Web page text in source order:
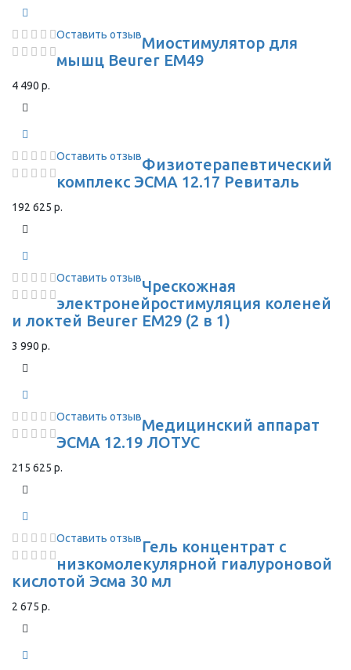
Оставить отзывМиостимулятор для
мышц Beurer EM49
4 490 р.
Оставить отзывФизиотерапевтический
комплекс ЭСМА 12.17 Ревиталь
192 625 р.
Оставить отзывЧрескожная
электронейростимуляция коленей
и локтей Beurer EM29 (2 в 1)
3 990 р.
Оставить отзывМедицинский аппарат
ЭСМА 12.19 ЛОТУС
215 625 р.
Оставить отзывГель концентрат с
низкомолекулярной гиалуроновой
кислотой Эсма 30 мл
2 675 р.